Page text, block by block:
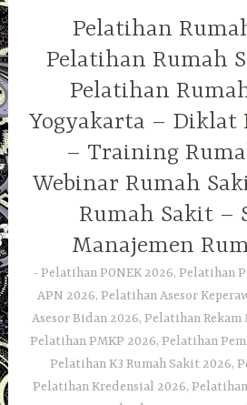
Pelatihan
Pelatihan Rumah
Pelatihan
Yogyakarta – Diklat
– Training
Webinar Rumah
Rumah Sakit –
Manajemen
Pelatihan PONEK 2026, Pelatihan
APN 2026, Pelatihan Asesor
Asesor Bidan 2026, Pelatihan
Pelatihan PMKP 2026, Pelatihan
Pelatihan K3 Rumah Sakit 2026,
Pelatihan Kredensial 2026,